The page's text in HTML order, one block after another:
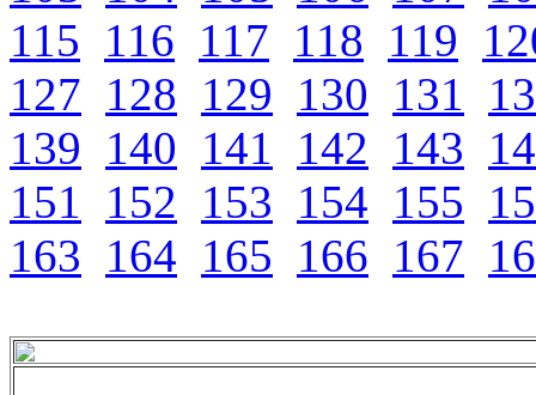
115 116 117 118 119
127 128 129 130 131
139 140 141 142 143
151
152 153 154 155
163 164 165 166 167